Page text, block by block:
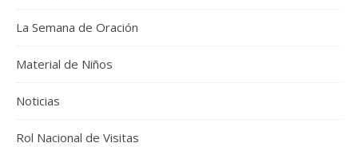
La Semana de Oración
Material de Niños
Noticias
Rol Nacional de Visitas